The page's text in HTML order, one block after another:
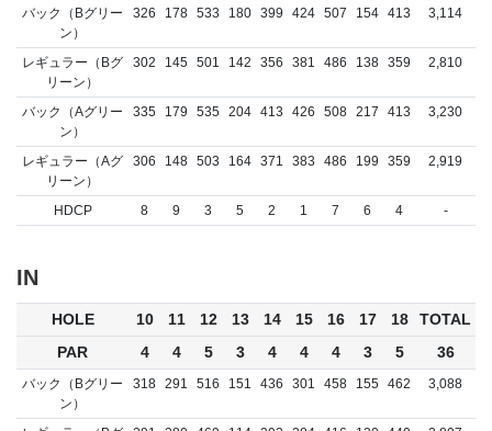
バック（Bグリー
ン）
326 178 533 180 399 424 507 154 413 3,114
レギュラー（Bグ
リーン）
302 145 501 142 356 381 486 138 359 2,810
バック（Aグリー
ン）
335 179 535 204 413 426 508 217 413 3,230
レギュラー（Aグ
リーン）
306 148 503 164 371 383 486 199 359 2,919
HDCP 8 9 3 5 2 1 7 6 4 -
IN
HOLE 10 11 12 13 14 15 16 17 18
TOTAL
PAR
4 4 5 3 4 4 4 3 5 36
バック（Bグリー
ン）
318 291 516 151 436 301 458 155 462 3,088